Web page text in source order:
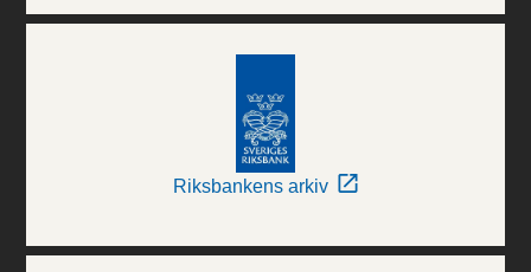
Riksbankens arkiv